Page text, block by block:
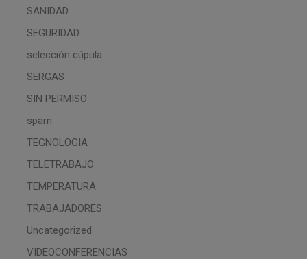
SANIDAD
SEGURIDAD
selección cúpula
SERGAS
SIN PERMISO
spam
TEGNOLOGIA
TELETRABAJO
TEMPERATURA
TRABAJADORES
Uncategorized
VIDEOCONFERENCIAS